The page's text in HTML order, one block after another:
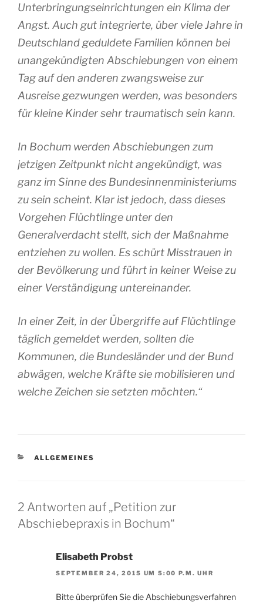
Unterbringungseinrichtungen ein Klima der
Angst. Auch gut integrierte, über viele Jahre in
Deutschland geduldete Familien können bei
unangekündigten Abschiebungen von einem
Tag auf den anderen zwangsweise zur
Ausreise gezwungen werden, was besonders
für kleine Kinder sehr traumatisch sein kann.
In Bochum werden Abschiebungen zum
jetzigen Zeitpunkt nicht angekündigt, was
ganz im Sinne des Bundesinnenministeriums
zu sein scheint. Klar ist jedoch, dass dieses
Vorgehen Flüchtlinge unter den
Generalverdacht stellt, sich der Maßnahme
entziehen zu wollen. Es schürt Misstrauen in
der Bevölkerung und führt in keiner Weise zu
einer Verständigung untereinander.
In einer Zeit, in der Übergriffe auf Flüchtlinge
täglich gemeldet werden, sollten die
Kommunen, die Bundesländer und der Bund
abwägen, welche Kräfte sie mobilisieren und
welche Zeichen sie setzten möchten.“
KATEGORIEN
ALLGEMEINES
2 Antworten auf „Petition zur
Abschiebepraxis in Bochum“
Elisabeth Probst
SEPTEMBER 24, 2015 UM 5:00 P.M. UHR
Bitte überprüfen Sie die Abschiebungsverfahren